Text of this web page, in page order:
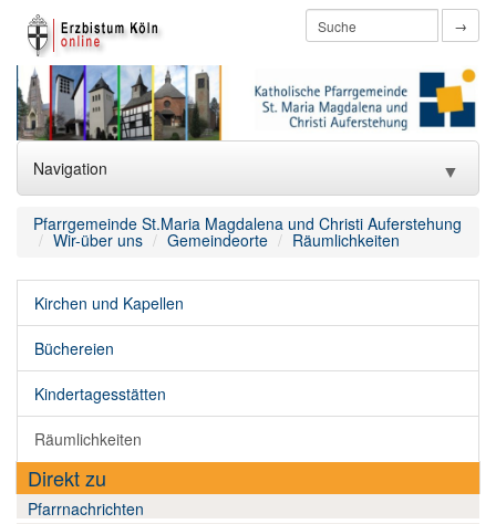
→
Navigation ▼
Home
Aktuelles
Wir-über uns
Wir-katholisch
Wir-hier und jetzt
Pfarrgemeinde St.Maria Magdalena und Christi Auferstehung
Wir-über uns Gemeindeorte Räumlichkeiten
Kirchen und Kapellen
Büchereien
Kindertagesstätten
Räumlichkeiten
Direkt zu
Pfarrnachrichten